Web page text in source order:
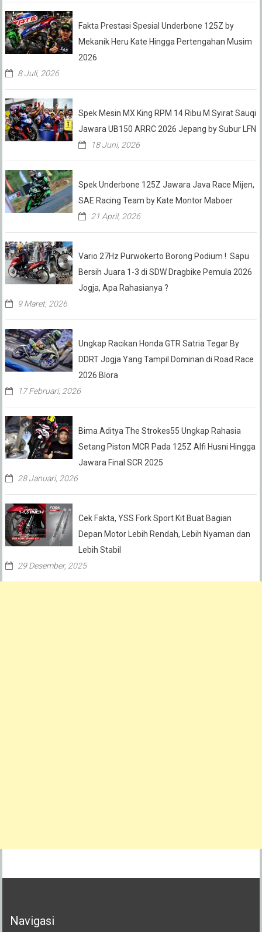
Fakta Prestasi Spesial Underbone 125Z by
Mekanik Heru Kate Hingga Pertengahan Musim
2026
8 Juli, 2026
Spek Mesin MX King RPM 14 Ribu M Syirat Sauqi
Jawara UB150 ARRC 2026 Jepang by Subur LFN
18 Juni, 2026
Spek Underbone 125Z Jawara Java Race Mijen,
SAE Racing Team by Kate Montor Maboer
21 April, 2026
Vario 27Hz Purwokerto Borong Podium ! Sapu
Bersih Juara 1-3 di SDW Dragbike Pemula 2026
Jogja, Apa Rahasianya ?
9 Maret, 2026
Ungkap Racikan Honda GTR Satria Tegar By
DDRT Jogja Yang Tampil Dominan di Road Race
2026 Blora
17 Februari, 2026
Bima Aditya The Strokes55 Ungkap Rahasia
Setang Piston MCR Pada 125Z Alfi Husni Hingga
Jawara Final SCR 2025
28 Januari, 2026
Cek Fakta, YSS Fork Sport Kit Buat Bagian
Depan Motor Lebih Rendah, Lebih Nyaman dan
Lebih Stabil
29 Desember, 2025
Navigasi